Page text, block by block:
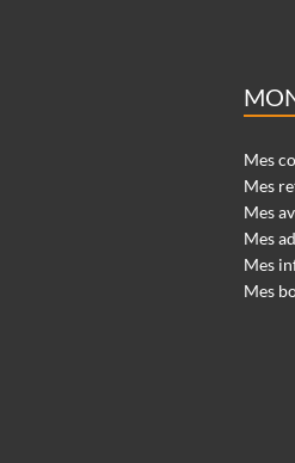
Mes
Mes
Mes
Mes
Mes
Mes